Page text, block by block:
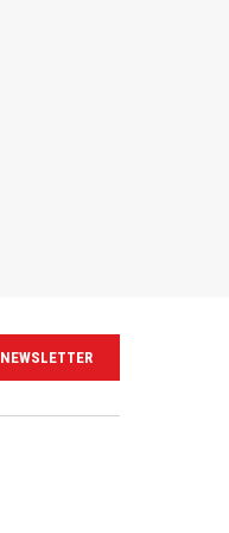
NEWSLETTER